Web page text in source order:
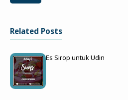
Related Posts
Es Sirop untuk Udin